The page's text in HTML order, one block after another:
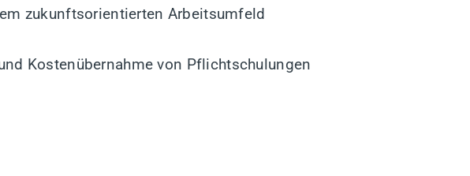
zukunftsorientierten Arbeitsumfeld
Kostenübernahme von Pflichtschulungen